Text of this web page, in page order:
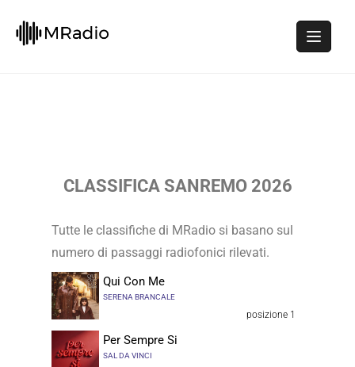
CLASSIFICA SANREMO 2026
Tutte le classifiche di MRadio si basano sul
numero di passaggi radiofonici rilevati.
Qui Con Me
SERENA BRANCALE
posizione 1
Per Sempre Si
SAL DA VINCI